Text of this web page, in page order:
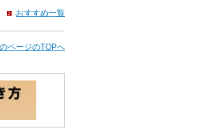
おすすめ一覧
ページのTOPへ